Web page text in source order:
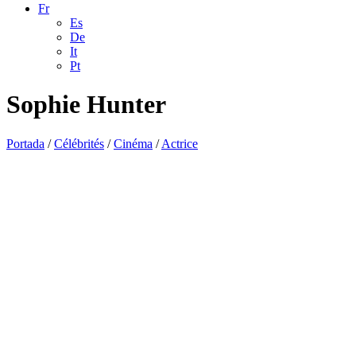
Fr
Es
De
It
Pt
Sophie Hunter
Portada /Célébrités /Cinéma /Actrice